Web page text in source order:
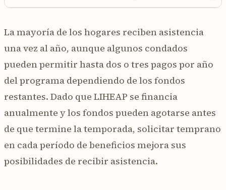
La mayoría de los hogares reciben asistencia
una vez al año, aunque algunos condados
pueden permitir hasta dos o tres pagos por año
del programa dependiendo de los fondos
restantes. Dado que LIHEAP se financia
anualmente y los fondos pueden agotarse antes
de que termine la temporada, solicitar temprano
en cada período de beneficios mejora sus
posibilidades de recibir asistencia.